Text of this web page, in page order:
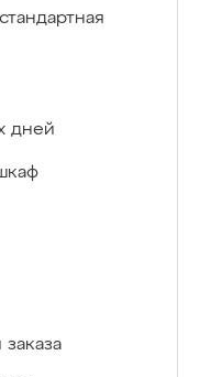
стандартная
дней